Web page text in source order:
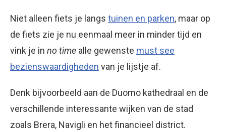
Niet alleen fiets je langs tuinen en parken, maar op
de fiets zie je nu eenmaal meer in minder tijd en
vink je in no time alle gewenste must see
bezienswaardigheden van je lijstje af.
Denk bijvoorbeeld aan de Duomo kathedraal en de
verschillende interessante wijken van de stad
zoals Brera, Navigli en het financieel district.